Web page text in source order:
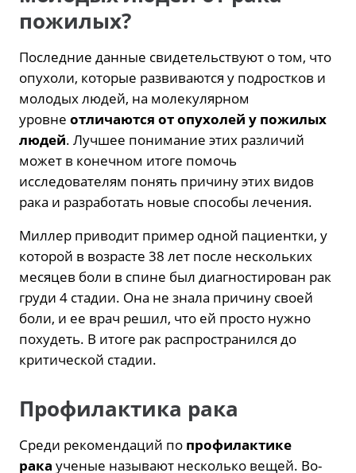
пожилых?
Последние данные свидетельствуют о том, что
опухоли, которые развиваются у подростков и
молодых людей, на молекулярном
уровне отличаются от опухолей у пожилых
людей. Лучшее понимание этих различий
может в конечном итоге помочь
исследователям понять причину этих видов
рака и разработать новые способы лечения.
Миллер приводит пример одной пациентки, у
которой в возрасте 38 лет после нескольких
месяцев боли в спине был диагностирован рак
груди 4 стадии. Она не знала причину своей
боли, и ее врач решил, что ей просто нужно
похудеть. В итоге рак распространился до
критической стадии.
Профилактика рака
Среди рекомендаций по профилактике
рака ученые называют несколько вещей. Во-